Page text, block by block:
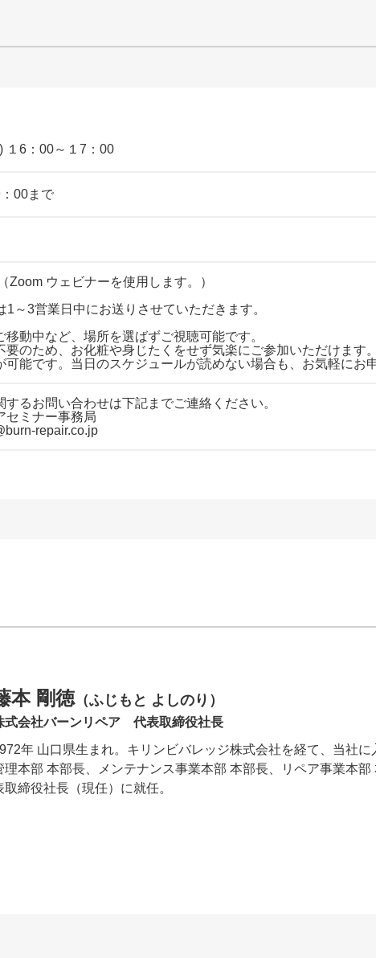
１6：00～１7：00
00まで
Zoom ウェビナーを使用します。）
1～3営業日中にお送りさせていただきます。
移動中など、場所を選ばずご視聴可能です。
要のため、お化粧や身じたくをせず気楽にご参加いただけます
可能です。当日のスケジュールが読めない場合も、お気軽にお
するお問い合わせは下記までご連絡ください。
セミナー事務局
repair.co.jp
本 剛徳（ふじもと よしのり）
式会社バーンリペア 代表取締役社長
年 山口県生まれ。キリンビバレッジ株式会社を経て、当社
理本部 本部長、メンテナンス事業本部 本部長、リペア事業本
取締役社長（現任）に就任。